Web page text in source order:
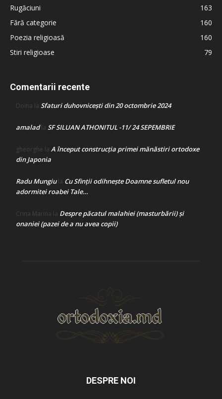
Rugăciuni
163
Fără categorie
160
Poezia religioasă
160
Stiri religioase
79
Comentarii recente
Doina la Sfaturi duhovnicești din 20 octombrie 2024
amaladla SF SILUAN ATHONITUL -11/ 24 SEPEMBRIE
gheorghe la A început construcţia primei mănăstiri ortodoxe
din Japonia
Radu Mungiula Cu Sfinții odihnește Doamne sufletul nou
adormitei roabei Tale…
Crina Marina la Despre păcatul malahiei (masturbării) şi
onaniei (pazei de a nu avea copii)
DESPRE NOI